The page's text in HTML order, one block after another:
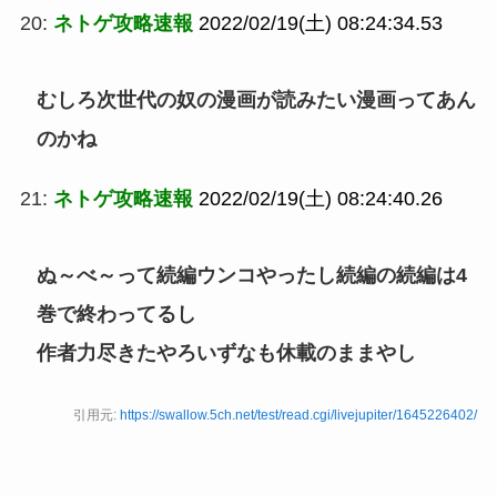
20: ネトゲ攻略速報 2022/02/19(土) 08:24:34.53
むしろ次世代の奴の漫画が読みたい漫画ってあん
のかね
21: ネトゲ攻略速報 2022/02/19(土) 08:24:40.26
ぬ～べ～って続編ウンコやったし続編の続編は4
巻で終わってるし
作者力尽きたやろいずなも休載のままやし
引用元:https://swallow.5ch.net/test/read.cgi/livejupiter/1645226402/